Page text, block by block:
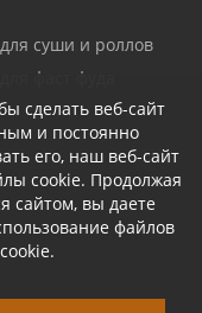
сделать веб-сайт
и постоянно
его, наш веб-сайт
cookie. Продолжая
сайтом, вы даете
файлов
cookie.
суши и роллов
фаст фуда